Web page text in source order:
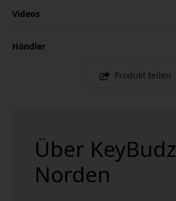
Videos
Händler
Produkt teilen
Über KeyBudz
Norden